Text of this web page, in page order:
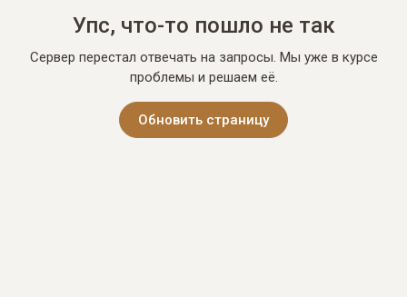
Упс, что-то пошло не так
Сервер перестал отвечать на запросы. Мы уже в курсе
проблемы и решаем её.
Обновить страницу